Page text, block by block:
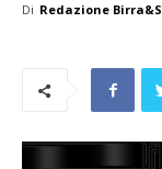
Di Redazione